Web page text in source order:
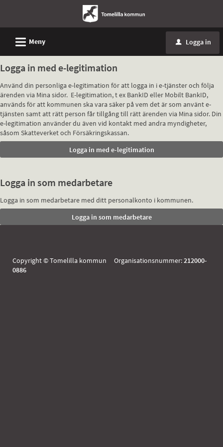
L Meny u Logga in
Logga in med e-legitimation
Använd din personliga e-legitimation för att logga in i e-tjänster och följa
ärenden via Mina sidor. E-legitimation, t ex BankID eller Mobilt BankID,
används för att kommunen ska vara säker på vem det är som använt e-
tjänsten samt att rätt person får tillgång till rätt ärenden via Mina sidor. Din
e-legitimation använder du även vid kontakt med andra myndigheter,
såsom Skatteverket och Försäkringskassan.
Logga in som medarbetare
Logga in som medarbetare med ditt personalkonto i kommunen.
Copyright © Tomelilla kommun Organisationsnummer:212000-
0886